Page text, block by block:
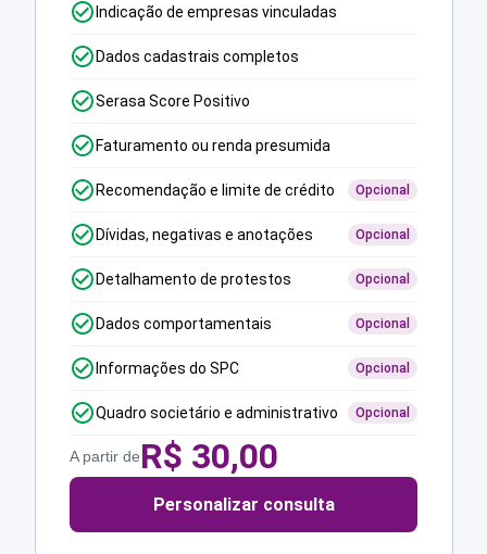
Indicação de empresas vinculadas
Dados cadastrais completos
Serasa Score Positivo
Faturamento ou renda presumida
Recomendação e limite de crédito Opcional
Dívidas, negativas e anotações Opcional
Detalhamento de protestos Opcional
Dados comportamentais Opcional
Informações do SPC Opcional
Quadro societário e administrativo Opcional
A partir deR$ 30,00
Personalizar consulta